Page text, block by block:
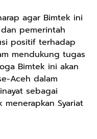
agar Bimtek ini
pemerintah
positif terhadap
mendukung tugas
Bimtek ini akan
Aceh dalam
sebagai
Syariat